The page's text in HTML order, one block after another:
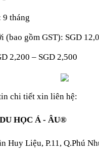
tháng
(bao gồm GST): SGD
2,200 – SGD 2,500
chi tiết xin liên hệ:
HỌC Á - ÂU®
Huy Liệu, P.11, Q.Phú